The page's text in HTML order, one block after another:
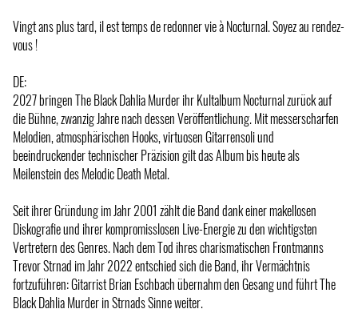
Vingt ans plus tard, il est temps de redonner vie à Nocturnal. Soyez au rendez-
vous !
DE:
2027 bringen The Black Dahlia Murder ihr Kultalbum Nocturnal zurück auf
die Bühne, zwanzig Jahre nach dessen Veröffentlichung. Mit messerscharfen
Melodien, atmosphärischen Hooks, virtuosen Gitarrensoli und
beeindruckender technischer Präzision gilt das Album bis heute als
Meilenstein des Melodic Death Metal.
Seit ihrer Gründung im Jahr 2001 zählt die Band dank einer makellosen
Diskografie und ihrer kompromisslosen Live-Energie zu den wichtigsten
Vertretern des Genres. Nach dem Tod ihres charismatischen Frontmanns
Trevor Strnad im Jahr 2022 entschied sich die Band, ihr Vermächtnis
fortzuführen: Gitarrist Brian Eschbach übernahm den Gesang und führt The
Black Dahlia Murder in Strnads Sinne weiter.